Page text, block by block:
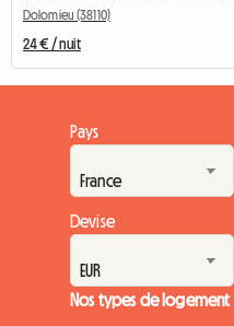
Dolomieu (38110)
24 € / nuit
Pays
Devise
Nos types de logement